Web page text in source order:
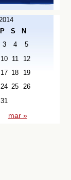
P S N
mar »
3 4
5
10 11
12
17 18
19
24 25 26
31